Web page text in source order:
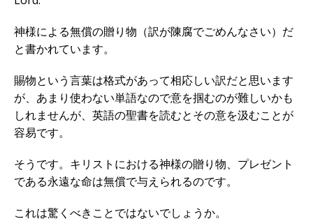
神様による無償の贈り物（訳が陳腐でごめんなさい）だ
と書かれています。
賜物という言葉は格式があって相応しい訳だと思います
が、あまり使わない単語なので意を掴むのが難しいかも
しれませんが、英語の聖書を読むとその意を汲むことが
容易です。
そうです。キリストにおける神様の贈り物、プレゼント
である永遠な命は無償で与えられるのです。
これは驚くべきことではないでしょうか。